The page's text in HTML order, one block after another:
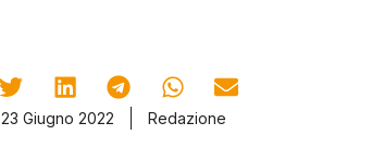
23 Giugno 2022
Redazione